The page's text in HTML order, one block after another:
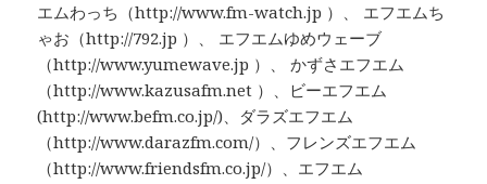
エムわっち（http://www.fm-watch.jp ）、 エフエムち
ゃお（http://792.jp ）、 エフエムゆめウェーブ
（http://www.yumewave.jp ）、 かずさエフエム
（http://www.kazusafm.net ）、ビーエフエム
(http://www.befm.co.jp/)、ダラズエフエム
（http://www.darazfm.com/）、フレンズエフエム
（http://www.friendsfm.co.jp/）、エフエム